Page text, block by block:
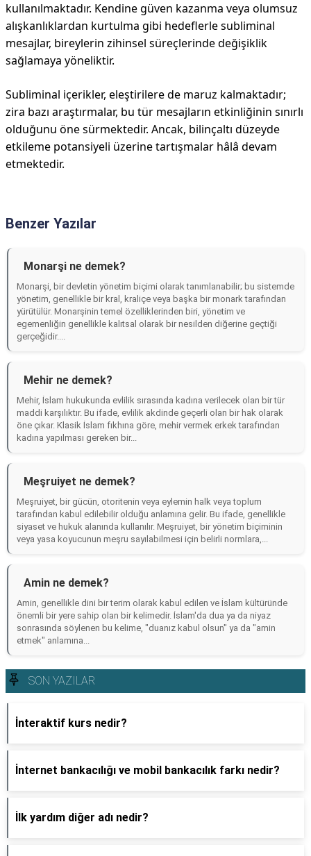
kullanılmaktadır. Kendine güven kazanma veya olumsuz
alışkanlıklardan kurtulma gibi hedeflerle subliminal
mesajlar, bireylerin zihinsel süreçlerinde değişiklik
sağlamaya yöneliktir.
Subliminal içerikler, eleştirilere de maruz kalmaktadır;
zira bazı araştırmalar, bu tür mesajların etkinliğinin sınırlı
olduğunu öne sürmektedir. Ancak, bilinçaltı düzeyde
etkileme potansiyeli üzerine tartışmalar hâlâ devam
etmektedir.
Benzer Yazılar
Monarşi ne demek?
Monarşi, bir devletin yönetim biçimi olarak tanımlanabilir; bu sistemde
yönetim, genellikle bir kral, kraliçe veya başka bir monark tarafından
yürütülür. Monarşinin temel özelliklerinden biri, yönetim ve
egemenliğin genellikle kalıtsal olarak bir nesilden diğerine geçtiği
gerçeğidir....
Mehir ne demek?
Mehir, İslam hukukunda evlilik sırasında kadına verilecek olan bir tür
maddi karşılıktır. Bu ifade, evlilik akdinde geçerli olan bir hak olarak
öne çıkar. Klasik İslam fıkhına göre, mehir vermek erkek tarafından
kadına yapılması gereken bir...
Meşruiyet ne demek?
Meşruiyet, bir gücün, otoritenin veya eylemin halk veya toplum
tarafından kabul edilebilir olduğu anlamına gelir. Bu ifade, genellikle
siyaset ve hukuk alanında kullanılır. Meşruiyet, bir yönetim biçiminin
veya yasa koyucunun meşru sayılabilmesi için belirli normlara,...
Amin ne demek?
Amin, genellikle dini bir terim olarak kabul edilen ve İslam kültüründe
önemli bir yere sahip olan bir kelimedir. İslam'da dua ya da niyaz
sonrasında söylenen bu kelime, "duanız kabul olsun" ya da "amin
etmek" anlamına...
SON YAZILAR
İnteraktif kurs nedir?
İnternet bankacılığı ve mobil bankacılık farkı nedir?
İlk yardım diğer adı nedir?